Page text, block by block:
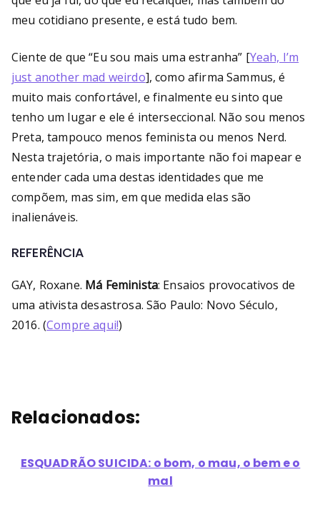
meu cotidiano presente, e está tudo bem.
Ciente de que “Eu sou mais uma estranha” [Yeah, I’m
just another mad weirdo], como afirma Sammus, é
muito mais confortável, e finalmente eu sinto que
tenho um lugar e ele é interseccional. Não sou menos
Preta, tampouco menos feminista ou menos Nerd.
Nesta trajetória, o mais importante não foi mapear e
entender cada uma destas identidades que me
compõem, mas sim, em que medida elas são
inalienáveis.
REFERÊNCIA
GAY, Roxane. Má Feminista: Ensaios provocativos de
uma ativista desastrosa. São Paulo: Novo Século,
2016. (Compre aqui!)
Relacionados:
ESQUADRÃO SUICIDA: o bom, o mau, o bem e o
mal